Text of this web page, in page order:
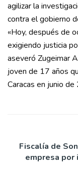
agilizar la
contra el gobierno
«Hoy, después de
exigiendo justicia
aseveró Zugeimar
joven de 17 años
Caracas en junio
Fiscalía de
empresa por